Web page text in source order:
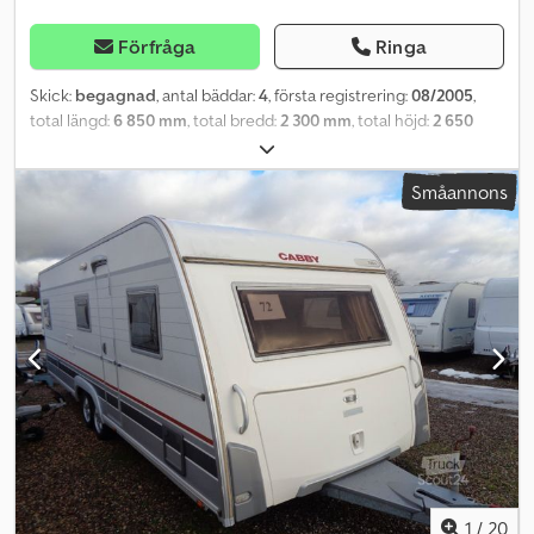
Förfråga Ringa
Skick: begagnad, antal bäddar:4, första registrering:08/2005,
total längd:6 850 mm, total bredd:2 300 mm, total höjd:2 650
, totalvikt:
badrum, parkeringsvärmare, Du når oss måndag till fredag
mellan 09:00 och 18:00! Och lördagar från 09:00 till 16:00! Kontakt:
Intern förfrågningsnummer: 184 Besiktning och gasoltest utförs
nytt vid köp! Fordonsdata: Crsdpfxexq Ikvo Aqwjf ? Första
registrering: 08/2005 ? Tjänstevikt: 1100 kg ? Totalvikt: 1500 kg ?
Total längd: 6,85 m ? Karosslängd: 5,46 m ? Bredd: 2,30 m ? Höjd:
2,62 m ? Invändig höjd: 2,00 m Utrustning: ? Antal sovplatser: 4 ?
Våningssäng fram 1,85 x 0,77 m ? Rundsittgrupp bak 2,10 x 2,10 m ?
Pentry ? Varmvatten ? Sanitetsutrymme med WC och tvättställ ?
Truma värmare med varmluftscirkulation ? Rullgardiner med
insektsnät ? Antislingerkoppling ? Fordonet har brister i
klarlacken Våra servicetjänster (valfritt): ? Leverans i hela landet ?
Finansiering (genom husbank) ? Inbyte ?
Tillbehör/reservdelar/förtält ? Däckservice ? 100 KM/H
godkännande ? och mycket mer. Med över 35 års erfarenhet
Småannons
1 / 20